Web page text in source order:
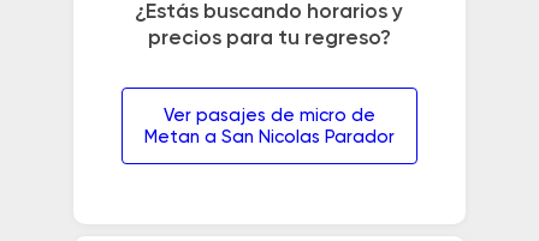
¿Estás buscando horarios y
precios para tu regreso?
Ver pasajes de micro de
Metan a San Nicolas Parador